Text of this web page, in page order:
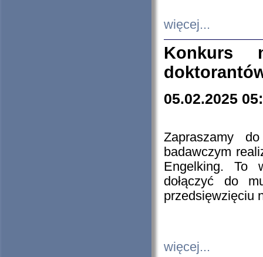
więcej...
Konkurs
05.02.2025
Zapraszamy
badawczym
Engelking. To
dołączyć do
przedsięwzięciu
więcej...